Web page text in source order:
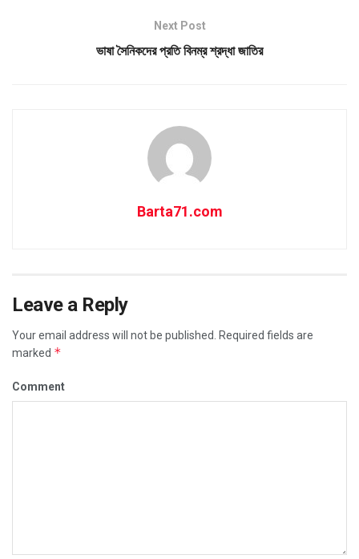
Next Post
ভাষা সৈনিকদের প্রতি বিনম্র শ্রদ্ধা জাতির
Barta71.com
Leave a Reply
Your email address will not be published.
Required fields are
marked *
Comment